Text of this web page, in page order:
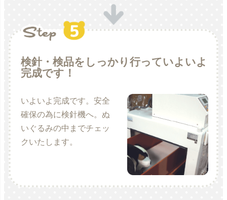
検針・検品をしっかり行っていよいよ
完成です！
いよいよ完成です。安全
確保の為に検針機へ。ぬ
いぐるみの中までチェッ
クいたします。